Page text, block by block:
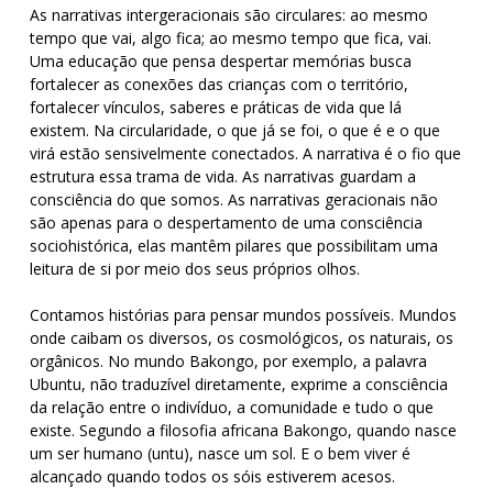
As narrativas intergeracionais são circulares: ao mesmo
tempo que vai, algo fica; ao mesmo tempo que fica, vai.
Uma educação que pensa despertar memórias busca
fortalecer as conexões das crianças com o território,
fortalecer vínculos, saberes e práticas de vida que lá
existem. Na circularidade, o que já se foi, o que é e o que
virá estão sensivelmente conectados. A narrativa é o fio que
estrutura essa trama de vida. As narrativas guardam a
consciência do que somos. As narrativas geracionais não
são apenas para o despertamento de uma consciência
sociohistórica, elas mantêm pilares que possibilitam uma
leitura de si por meio dos seus próprios olhos.
Contamos histórias para pensar mundos possíveis. Mundos
onde caibam os diversos, os cosmológicos, os naturais, os
orgânicos. No mundo Bakongo, por exemplo, a palavra
Ubuntu, não traduzível diretamente, exprime a consciência
da relação entre o indivíduo, a comunidade e tudo o que
existe. Segundo a filosofia africana Bakongo, quando nasce
um ser humano (untu), nasce um sol. E o bem viver é
alcançado quando todos os sóis estiverem acesos.